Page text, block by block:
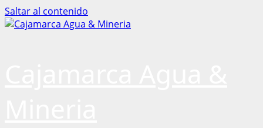
Saltar al contenido